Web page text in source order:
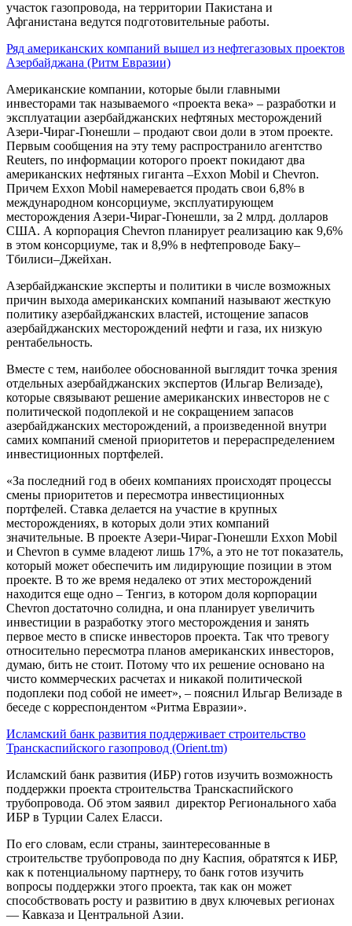
участок газопровода, на территории Пакистана и
Афганистана ведутся подготовительные работы.
Ряд американских компаний вышел из нефтегазовых проектов
Азербайджана (Ритм Евразии)
Американские компании, которые были главными
инвесторами так называемого «проекта века» – разработки и
эксплуатации азербайджанских нефтяных месторождений
Азери-Чираг-Гюнешли – продают свои доли в этом проекте.
Первым сообщения на эту тему распространило агентство
Reuters, по информации которого проект покидают два
американских нефтяных гиганта –Exxon Mobil и Chevron.
Причем Exxon Mobil намеревается продать свои 6,8% в
международном консорциуме, эксплуатирующем
месторождения Азери-Чираг-Гюнешли, за 2 млрд. долларов
США. А корпорация Chevron планирует реализацию как 9,6%
в этом консорциуме, так и 8,9% в нефтепроводе Баку–
Тбилиси–Джейхан.
Азербайджанские эксперты и политики в числе возможных
причин выхода американских компаний называют жесткую
политику азербайджанских властей, истощение запасов
азербайджанских месторождений нефти и газа, их низкую
рентабельность.
Вместе с тем, наиболее обоснованной выглядит точка зрения
отдельных азербайджанских экспертов (Ильгар Велизаде),
которые связывают решение американских инвесторов не с
политической подоплекой и не сокращением запасов
азербайджанских месторождений, а произведенной внутри
самих компаний сменой приоритетов и перераспределением
инвестиционных портфелей.
«За последний год в обеих компаниях происходят процессы
смены приоритетов и пересмотра инвестиционных
портфелей. Ставка делается на участие в крупных
месторождениях, в которых доли этих компаний
значительные. В проекте Азери-Чираг-Гюнешли Exxon Mobil
и Chevron в сумме владеют лишь 17%, а это не тот показатель,
который может обеспечить им лидирующие позиции в этом
проекте. В то же время недалеко от этих месторождений
находится еще одно – Тенгиз, в котором доля корпорации
Chevron достаточно солидна, и она планирует увеличить
инвестиции в разработку этого месторождения и занять
первое место в списке инвесторов проекта. Так что тревогу
относительно пересмотра планов американских инвесторов,
думаю, бить не стоит. Потому что их решение основано на
чисто коммерческих расчетах и никакой политической
подоплеки под собой не имеет», – пояснил Ильгар Велизаде в
беседе с корреспондентом «Ритма Евразии».
Исламский банк развития поддерживает строительство
Транскаспийского газопровод (Orient.tm)
Исламский банк развития (ИБР) готов изучить возможность
поддержки проекта строительства Транскаспийского
трубопровода. Об этом заявил директор Регионального хаба
ИБР в Турции Салех Еласси.
По его словам, если страны, заинтересованные в
строительстве трубопровода по дну Каспия, обратятся к ИБР,
как к потенциальному партнеру, то банк готов изучить
вопросы поддержки этого проекта, так как он может
способствовать росту и развитию в двух ключевых регионах
— Кавказа и Центральной Азии.